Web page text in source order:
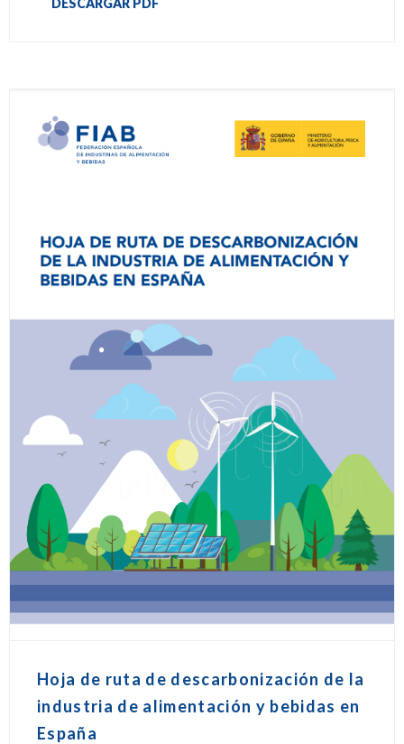
DESCARGAR PDF
Hoja de ruta de descarbonización de la
industria de alimentación y bebidas en
España